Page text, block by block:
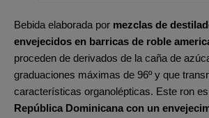
Bebida elaborada por mezclas de
envejecidos en barricas de roble
proceden de derivados de la caña de
graduaciones máximas de 96º y que
características organolépticas. Este ron es
República Dominicana con un